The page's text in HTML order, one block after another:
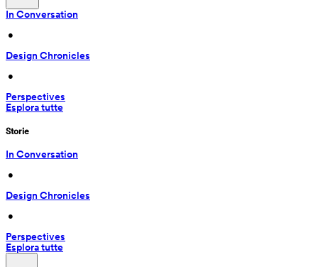
In Conversation
•
Design Chronicles
•
Perspectives
Esplora tutte
Storie
In Conversation
•
Design Chronicles
•
Perspectives
Esplora tutte